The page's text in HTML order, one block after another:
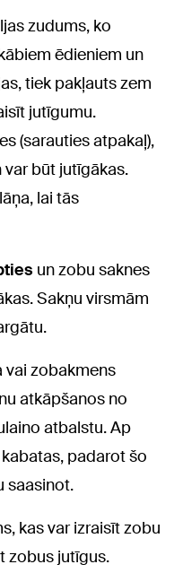
zudums, ko
ēdieniem un
tiek pakļauts zem
jutīgumu.
(sarauties atpakaļ),
būt jutīgākas.
lai tās
un zobu saknes
Sakņu virsmām
vai zobakmens
atkāpšanos no
atbalstu. Ap
padarot šo
saasinot.
kas var izraisīt zobu
zobus jutīgus.